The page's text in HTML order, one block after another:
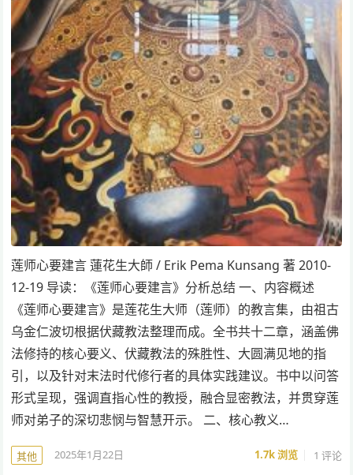
莲师心要建言 蓮花生大師 / Erik Pema Kunsang 著 2010-
12-19 导读：《莲师心要建言》分析总结 一、内容概述
《莲师心要建言》是莲花生大师（莲师）的教言集，由祖古
乌金仁波切根据伏藏教法整理而成。全书共十二章，涵盖佛
法修持的核心要义、伏藏教法的殊胜性、大圆满见地的指
引，以及针对末法时代修行者的具体实践建议。书中以问答
形式呈现，强调直指心性的教授，融合显密教法，并贯穿莲
师对弟子的深切悲悯与智慧开示。 二、核心教义…
其他 2025年1月22日 1.7k浏览 1 评论